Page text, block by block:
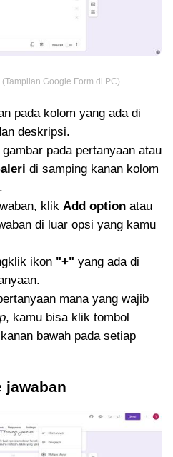
Google Form di PC)
pada kolom yang ada di
deskripsi.
pada pertanyaan atau
di samping kanan kolom
klik Add option atau
di luar opsi yang kamu
ikon "+" yang ada di
mana yang wajib
, kamu bisa klik tombol
bawah pada setiap
jawaban